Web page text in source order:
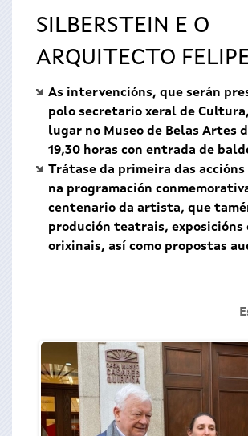
SILBERSTEIN E O
ARQUITECTO
As intervencións, que serán
polo secretario xeral de
lugar no Museo de Belas Artes
19,30 horas con entrada de
Trátase da primeira das
na programación
centenario da artista, que
produción teatrais, exposicións
orixinais, así como propostas